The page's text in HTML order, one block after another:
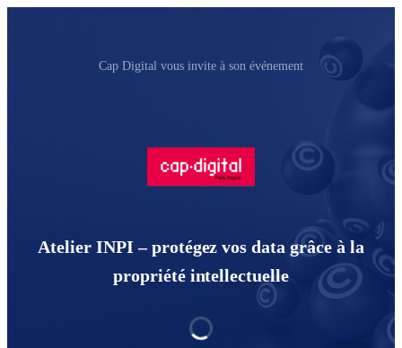
Cap Digital vous invite à son événement
Atelier INPI – protégez vos data grâce à la
propriété intellectuelle